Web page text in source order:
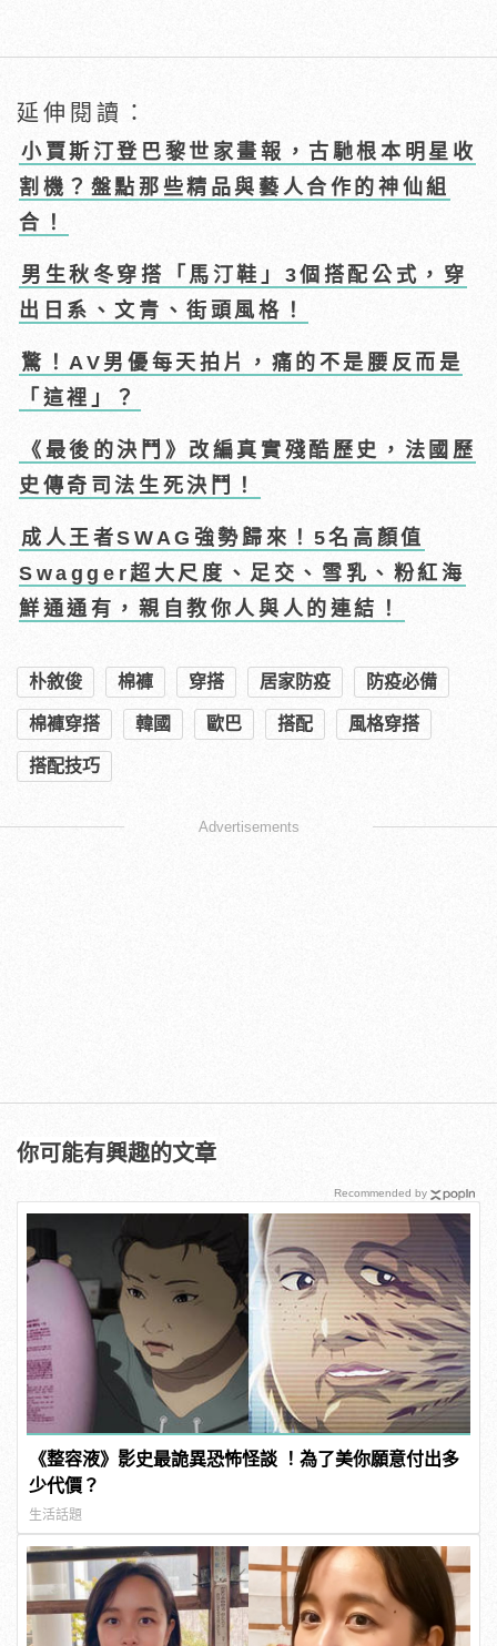
延伸閱讀：
小賈斯汀登巴黎世家畫報，古馳根本明星收
割機？盤點那些精品與藝人合作的神仙組
合！
男生秋冬穿搭「馬汀鞋」3個搭配公式，穿
出日系、文青、街頭風格！
驚！AV男優每天拍片，痛的不是腰反而是
「這裡」？
《最後的決鬥》改編真實殘酷歷史，法國歷
史傳奇司法生死決鬥！
成人王者SWAG強勢歸來！5名高顏值
Swagger超大尺度、足交、雪乳、粉紅海
鮮通通有，親自教你人與人的連結！
朴敘俊 棉褲 穿搭 居家防疫 防疫必備
棉褲穿搭 韓國 歐巴 搭配 風格穿搭
搭配技巧
Advertisements
你可能有興趣的文章
《整容液》影史最詭異恐怖怪談 ！為了美你願意付出多
少代價？
生活話題
Recommended by